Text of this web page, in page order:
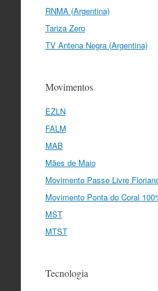
RNMA (Argentina)
Tariza Zero
TV Antena Negra (Argentina)
Movimentos
EZLN
FALM
MAB
Mães de Maio
Movimento Passe Livre
Movimento Ponta do Coral
MST
MTST
Tecnologia